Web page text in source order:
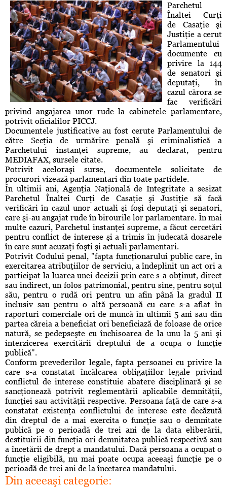
Parchetul
Înaltei Curţi
de Casaţie şi
Justiţie a cerut
Parlamentului
documente cu
privire la 144
de senatori şi
deputaţi, în
cazul cărora se
fac verificări
privind angajarea unor rude la cabinetele parlamentare,
potrivit oficialilor PICCJ.
Documentele justificative au fost cerute Parlamentului de
către Secţia de urmărire penală şi criminalistică a
Parchetului instanţei supreme, au declarat, pentru
MEDIAFAX, sursele citate.
Potrivit aceloraşi surse, documentele solicitate de
procurori vizează parlamentari din toate partidele.
În ultimii ani, Agenţia Naţională de Integritate a sesizat
Parchetul Înaltei Curţi de Casaţie şi Justiţie să facă
verificări în cazul unor actuali şi foşi deputaţi şi senatori,
care şi-au angajat rude în birourile lor parlamentare. În mai
multe cazuri, Parchetul instanţei supreme, a făcut cercetări
pentru conflict de interese şi a trimis în judecată dosarele
în care sunt acuzaţi foşti şi actuali parlamentari.
Potrivit Codului penal, "fapta funcţionarului public care, în
exercitarea atribuţiilor de serviciu, a îndeplinit un act ori a
participat la luarea unei decizii prin care s-a obţinut, direct
sau indirect, un folos patrimonial, pentru sine, pentru soţul
său, pentru o rudă ori pentru un afin până la gradul II
inclusiv sau pentru o altă persoană cu care s-a aflat în
raporturi comerciale ori de muncă în ultimii 5 ani sau din
partea căreia a beneficiat ori beneficiază de foloase de orice
natură, se pedepseşte cu închisoarea de la unu la 5 ani şi
interzicerea exercitării dreptului de a ocupa o funcţie
publică".
Conform prevederilor legale, fapta persoanei cu privire la
care s-a constatat încălcarea obligaţiilor legale privind
conflictul de interese constituie abatere disciplinară şi se
sancţionează potrivit reglementării aplicabile demnităţii,
funcţiei sau activităţii respective. Persoana faţă de care s-a
constatat existenţa conflictului de interese este decăzută
din dreptul de a mai exercita o funcţie sau o demnitate
publică pe o perioadă de trei ani de la data eliberării,
destituirii din funcţia ori demnitatea publică respectivă sau
a încetării de drept a mandatului. Dacă persoana a ocupat o
funcţie eligibilă, nu mai poate ocupa aceeaşi funcţie pe o
perioadă de trei ani de la încetarea mandatului.
Din aceeaşi categorie: